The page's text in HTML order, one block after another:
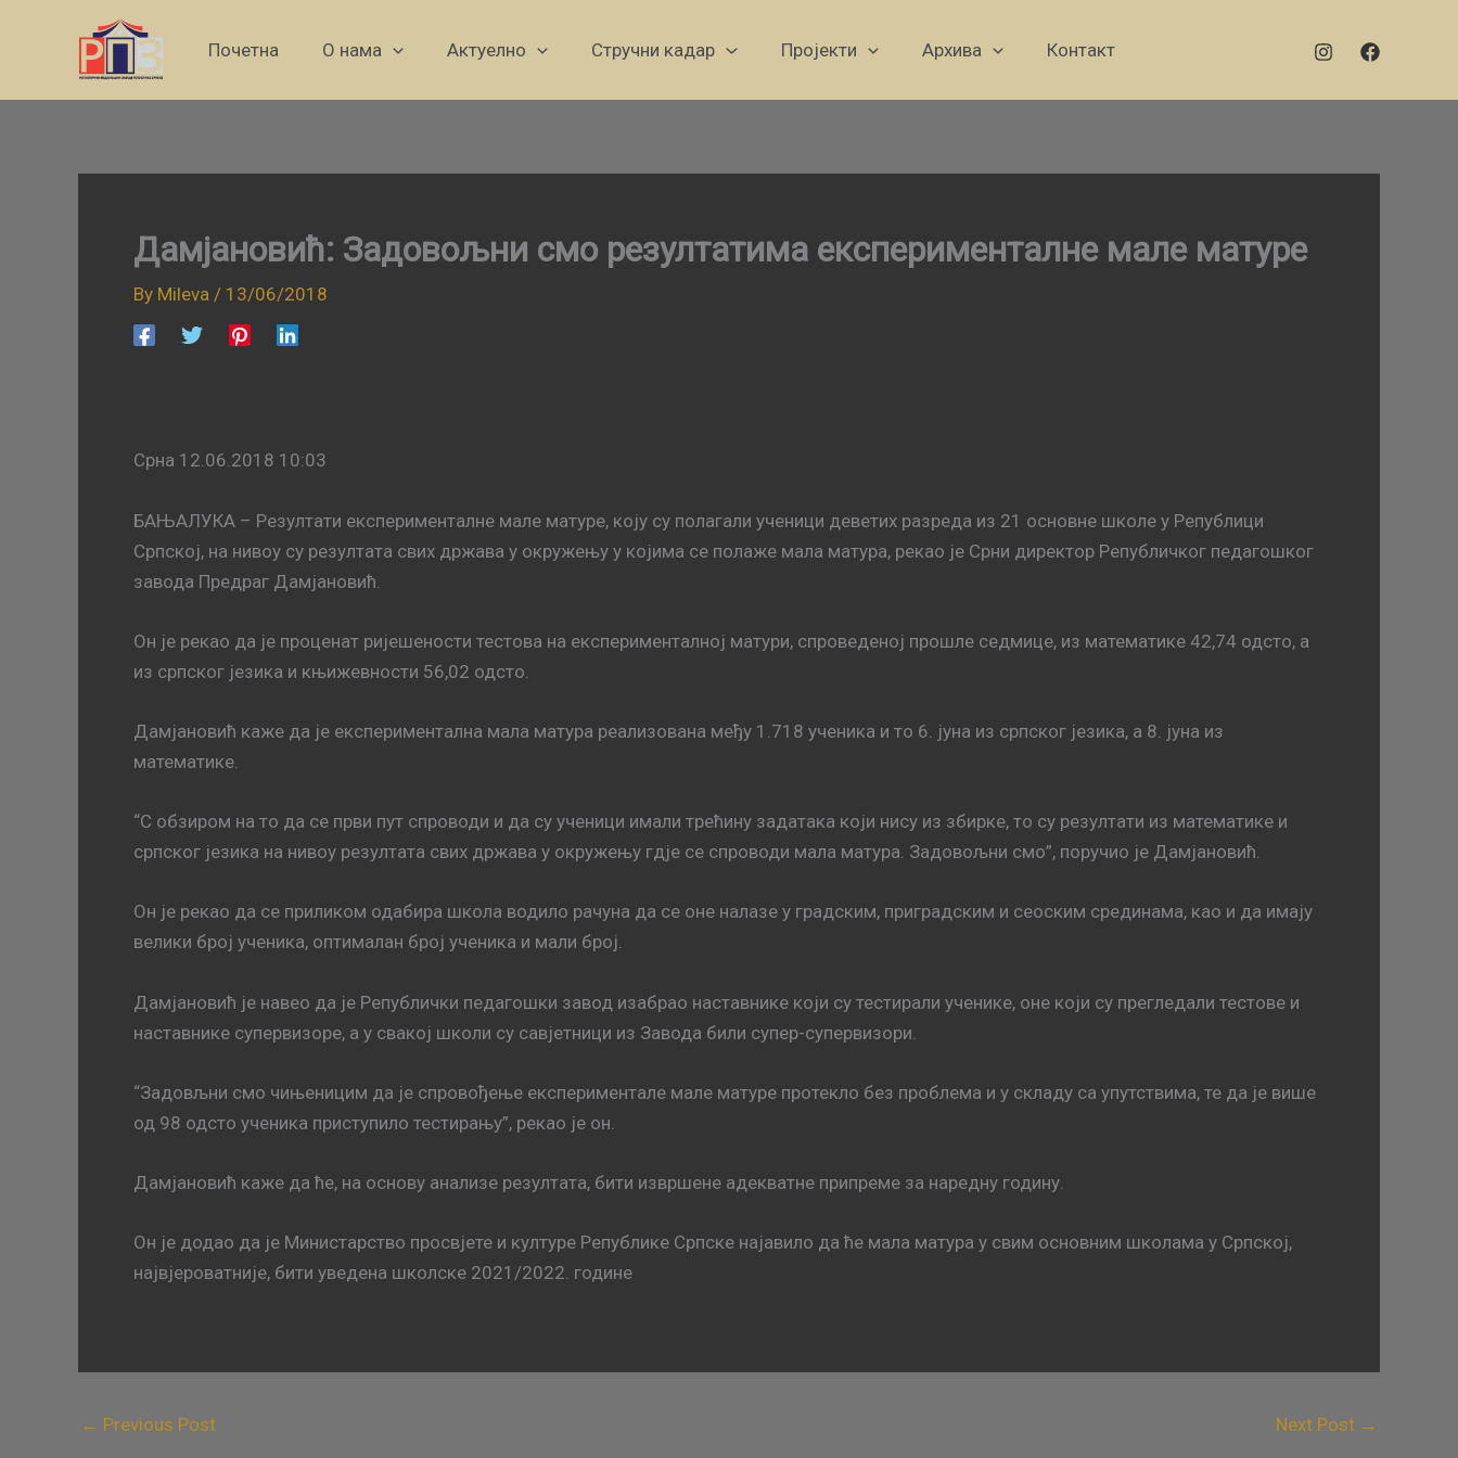
Почетна О нама Актуелно Стручни кадар Пројекти Архива Контакт
Дамјановић: Задовољни смо резултатима експерименталне мале матуре
By Mileva / 13/06/2018
Срна 12.06.2018 10:03
БАЊАЛУКА – Резултати експерименталне мале матуре, коју су полагали ученици деветих разреда из 21 основне школе у Републици
Српској, на нивоу су резултата свих држава у окружењу у којима се полаже мала матура, рекао је Срни директор Републичког педагошког
завода Предраг Дамјановић.
Он је рекао да је проценат ријешености тестова на експерименталној матури, спроведеној прошле седмице, из математике 42,74 одсто, а
из српског језика и књижевности 56,02 одсто.
Дамјановић каже да је експериментална мала матура реализована међу 1.718 ученика и то 6. јуна из српског језика, а 8. јуна из
математике.
“С обзиром на то да се први пут спроводи и да су ученици имали трећину задатака који нису из збирке, то су резултати из математике и
српског језика на нивоу резултата свих држава у окружењу гдје се спроводи мала матура. Задовољни смо”, поручио је Дамјановић.
Он је рекао да се приликом одабира школа водило рачуна да се оне налазе у градским, приградским и сеоским срединама, као и да имају
велики број ученика, оптималан број ученика и мали број.
Дамјановић је навео да је Републички педагошки завод изабрао наставнике који су тестирали ученике, оне који су прегледали тестове и
наставнике супервизоре, а у свакој школи су савјетници из Завода били супер-супервизори.
“Задовљни смо чињеницим да је спровођење експериментале мале матуре протекло без проблема и у складу са упутствима, те да је више
од 98 одсто ученика приступило тестирању”, рекао је он.
Дамјановић каже да ће, на основу анализе резултата, бити извршене адекватне припреме за наредну годину.
Он је додао да је Министарство просвјете и културе Републике Српске најавило да ће мала матура у свим основним школама у Српској,
највјероватније, бити уведена школске 2021/2022. године
← Previous Post Next Post →